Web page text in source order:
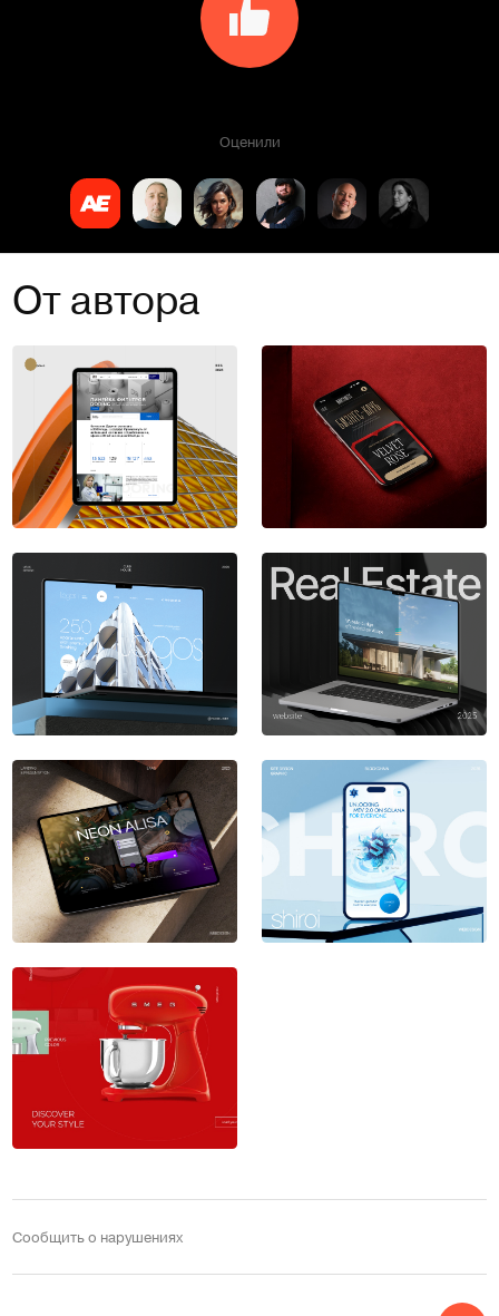
Оценили
От автора
Сообщить о нарушениях